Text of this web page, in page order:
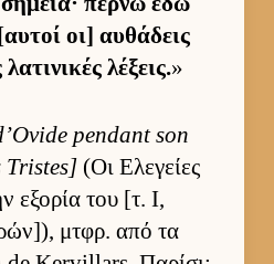
οι] αυ­θάδεις
λέξεις.»
pendant son
Tristes] (Οι Ελεγείες
εξορία του [τ. Ι,
μτ­φρ. από τα